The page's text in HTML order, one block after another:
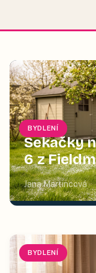
BYDLENÍ
Sekačky
6 z
Jana Martincová
BYDLENÍ